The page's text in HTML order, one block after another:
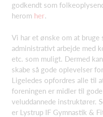
godkendt som
herom her.
Vi har et ønske om at
administrativt arbejde med
etc. som muligt. Dermed
skabe så gode oplevelser
Ligeledes opfordres alle til
foreningen er midler til
veluddannede instruktører.
er Lystrup IF Gymnastik &